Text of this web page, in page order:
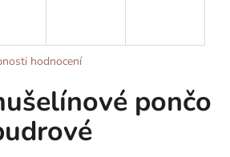
hodnocení
pončo